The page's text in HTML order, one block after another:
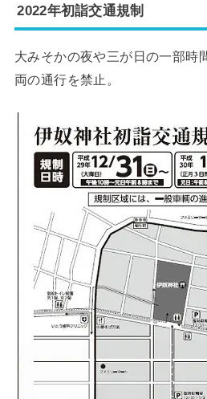
2022年初詣交通規制
大みそかの夜や三が日の一部時
両の通行を禁止。